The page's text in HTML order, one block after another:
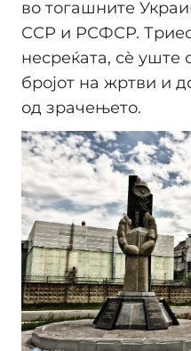
во тогашните
ССР и РСФСР.
несреќата, сè уште
бројот на жртви и
од зрачењето.